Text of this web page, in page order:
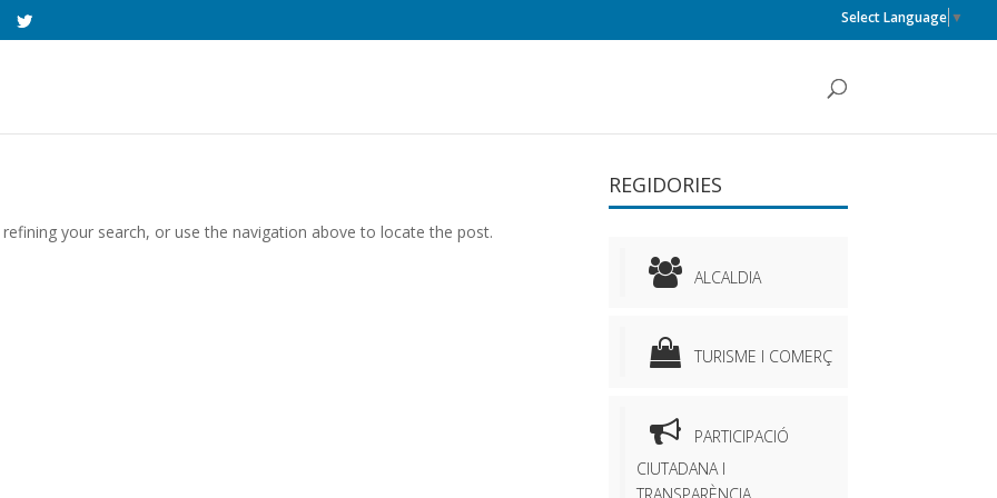
Select Language ▼
your search, or use the navigation above to locate the post.
REGIDORIES
ALCALDIA
TURISME I COMERÇ
PARTICIPACIÓ
CIUTADANA I